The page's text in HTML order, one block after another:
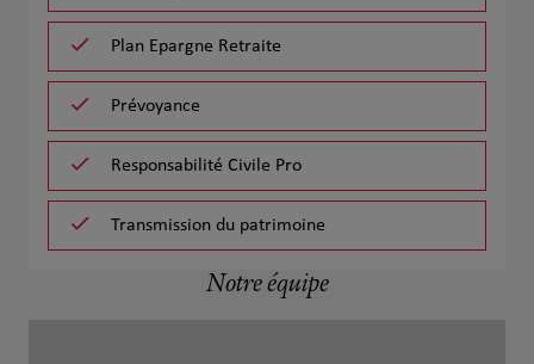
Plan Epargne Retraite
Prévoyance
Responsabilité Civile Pro
Transmission du patrimoine
Notre équipe